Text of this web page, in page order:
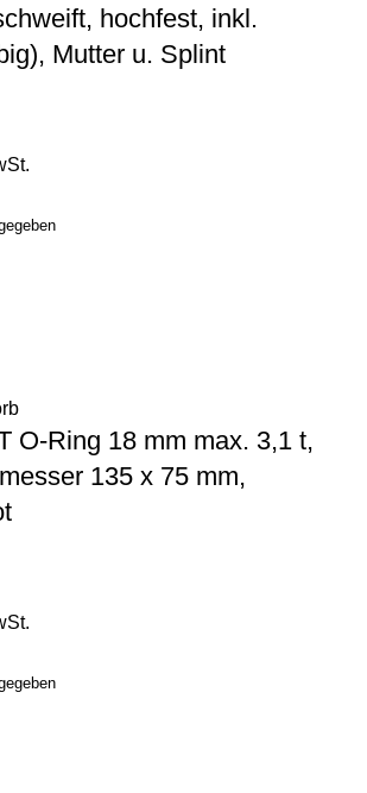
hochfest, inkl.
Mutter u. Splint
O-Ring 18 mm max. 3,1 t,
135 x 75 mm,